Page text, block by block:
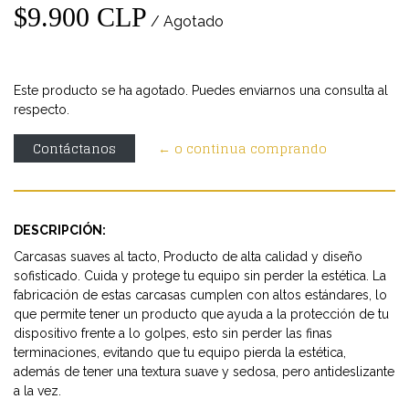
$9.900 CLP / Agotado
Este producto se ha agotado. Puedes enviarnos una consulta al
respecto.
Contáctanos ← o continua comprando
DESCRIPCIÓN:
Carcasas suaves al tacto, Producto de alta calidad y diseño
sofisticado. Cuida y protege tu equipo sin perder la estética. La
fabricación de estas carcasas cumplen con altos estándares, lo
que permite tener un producto que ayuda a la protección de tu
dispositivo frente a lo golpes, esto sin perder las finas
terminaciones, evitando que tu equipo pierda la estética,
además de tener una textura suave y sedosa, pero antideslizante
a la vez.